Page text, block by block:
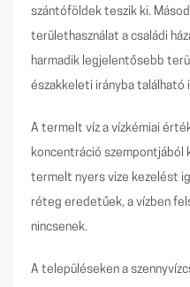
szántóföldek teszik ki.
területhasználat a családi
harmadik legjelentősebb
északkeleti irányba található
A termelt víz a vízkémiai
koncentráció szempontjából
termelt nyers vize kezelést
réteg eredetűek, a vízben
nincsenek.
A településeken a